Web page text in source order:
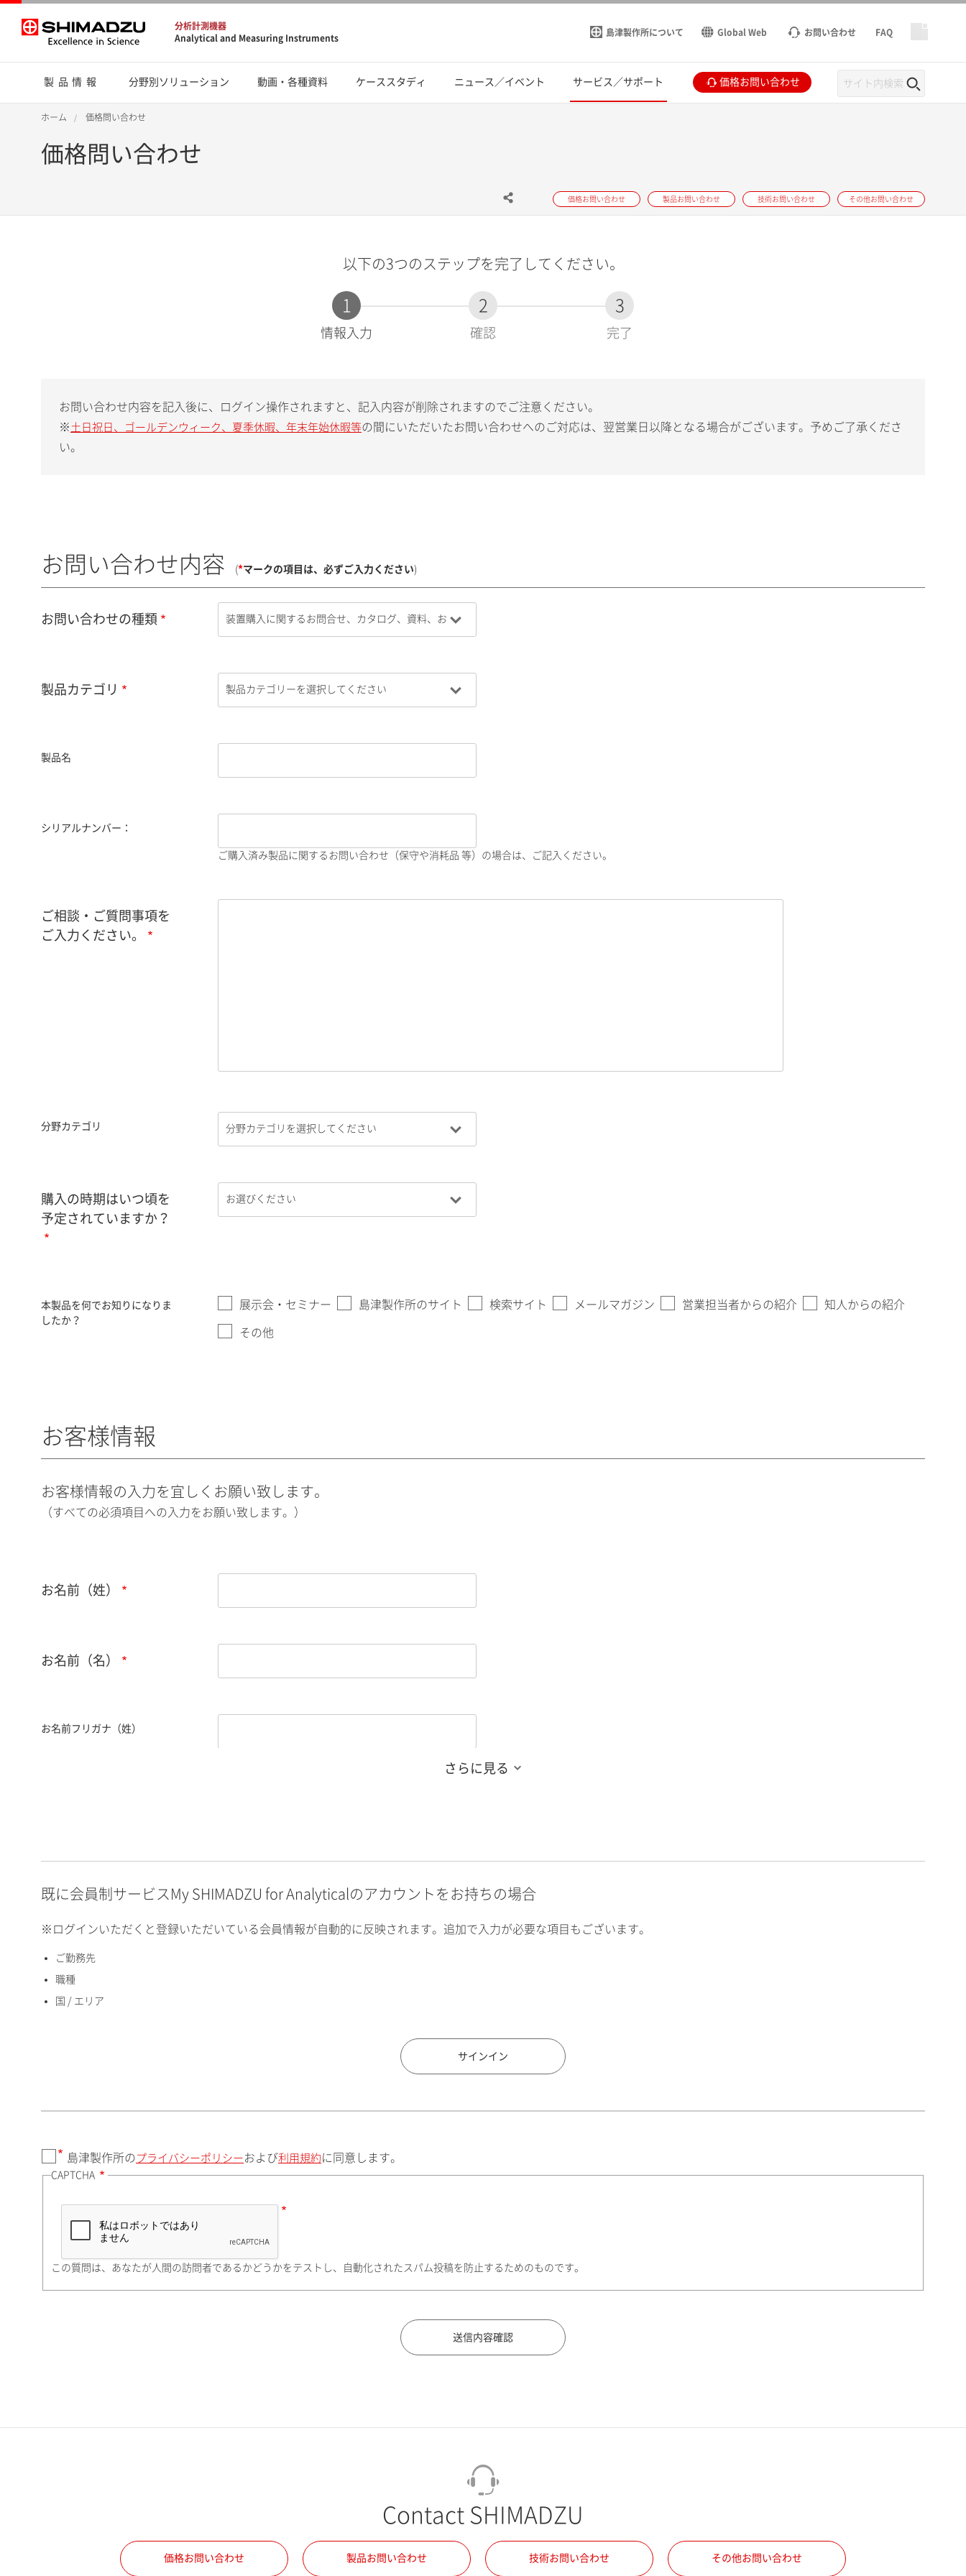
分析計測機器
Analytical and Measuring Instruments
島津製作所について Global Web お問い合わせ FAQ
製品情報 分野別ソリューション 動画・各種資料 ケーススタディ ニュース／イベント サービス／サポート 価格お問い合わせ
ホーム 価格問い合わせ
価格問い合わせ
価格お問い合わせ 製品お問い合わせ 技術お問い合わせ その他お問い合わせ
以下の3つのステップを完了してください。
1
現
情報入力
2
確認
3
完了
お問い合わせ内容を記入後に、ログイン操作されますと、記入内容が削除されますのでご注意ください。
※ 土日祝日、ゴールデンウィーク、夏季休暇、年末年始休暇等の間にいただいたお問い合わせへのご対応は、翌営業日以降となる場合がございます。予めご了承くださ
い。
お問い合わせ内容 (*マークの項目は、必ずご入力ください)
お問い合わせの種類
製品カテゴリ
製品名
シリアルナンバー：
ご購入済み製品に関するお問い合わせ（保守や消耗品 等）の場合は、ご記入ください。
ご相談・ご質問事項を
ご入力ください。
分野カテゴリ
購入の時期はいつ頃を
予定されていますか？
本製品を何でお知りになりま
したか？
展示会・セミナー 島津製作所のサイト 検索サイト メールマガジン 営業担当者からの紹介 知人からの紹介
その他
お客様情報
お客様情報の入力を宜しくお願い致します。
（すべての必須項目への入力をお願い致します。）
お名前（姓）
お名前（名）
お名前フリガナ（姓）
英数）
国 / エリア
住所検索
町名・番地（勤務先）
さらに見る
既に会員制サービスMy SHIMADZU for Analyticalのアカウントをお持ちの場合
※ログインいただくと登録いただいている会員情報が自動的に反映されます。追加で入力が必要な項目もございます。
ご勤務先
職種
国 / エリア
サインイン
島津製作所の プライバシーポリシー および利用規約 に同意します。
CAPTCHA
この質問は、あなたが人間の訪問者であるかどうかをテストし、自動化されたスパム投稿を防止するためのものです。
Contact SHIMADZU
価格お問い合わせ 製品お問い合わせ 技術お問い合わせ その他お問い合わせ